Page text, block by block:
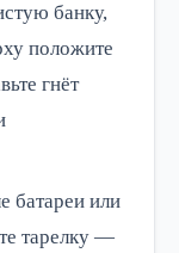
банку,
положите
гнёт
батареи или
тарелку —